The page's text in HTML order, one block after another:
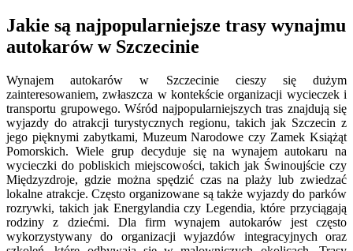
Jakie są najpopularniejsze trasy wynajmu
autokarów w Szczecinie
Wynajem autokarów w Szczecinie cieszy się dużym
zainteresowaniem, zwłaszcza w kontekście organizacji wycieczek i
transportu grupowego. Wśród najpopularniejszych tras znajdują się
wyjazdy do atrakcji turystycznych regionu, takich jak Szczecin z
jego pięknymi zabytkami, Muzeum Narodowe czy Zamek Książąt
Pomorskich. Wiele grup decyduje się na wynajem autokaru na
wycieczki do pobliskich miejscowości, takich jak Świnoujście czy
Międzyzdroje, gdzie można spędzić czas na plaży lub zwiedzać
lokalne atrakcje. Często organizowane są także wyjazdy do parków
rozrywki, takich jak Energylandia czy Legendia, które przyciągają
rodziny z dziećmi. Dla firm wynajem autokarów jest często
wykorzystywany do organizacji wyjazdów integracyjnych oraz